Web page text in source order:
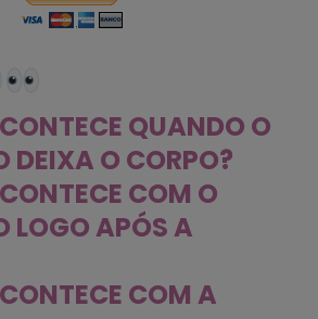
QUANDO O
DEIXA O CORPO?
COM O
LOGO APÓS A
COM A